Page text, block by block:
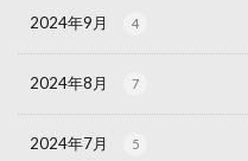
2024年9月 4
2024年8月 7
2024年7月 5